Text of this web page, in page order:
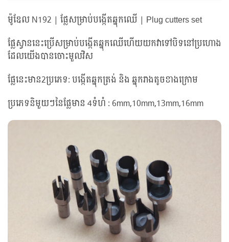
ម៉ូឌែល N192 | ផ្លែសម្រាប់បង្កើតឆ្នុកឈើ | Plug cutters set
ផ្លែស្វាននេះប្រើសម្រាប់បង្កើតឆ្នុកឈើហើយយកវាទៅបិទនៅប្រហោង
ដែលយើងបានចោះមួលវិស
ផ្លែនេះមាន2ប្រភេទ: បង្កើតឆ្នុកត្រង់ និង ឆ្នុករាងតូចខាងក្រោម
ប្រភេទនិមួយៗនៃផ្លែមាន 4ទំហំ : 6mm,10mm,13mm,16mm